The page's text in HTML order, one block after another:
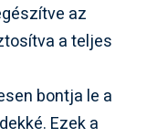
az
a teljes
bontja le a
Ezek a